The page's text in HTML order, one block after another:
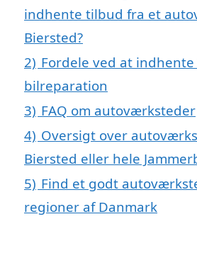
indhente tilbud fra et
Biersted?
2) Fordele ved at
bilreparation
3) FAQ om autoværksteder
4) Oversigt over
Biersted eller hele
5) Find et godt
regioner af Danmark